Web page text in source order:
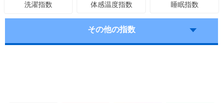
洗濯指数 体感温度指数 睡眠指数
その他の指数